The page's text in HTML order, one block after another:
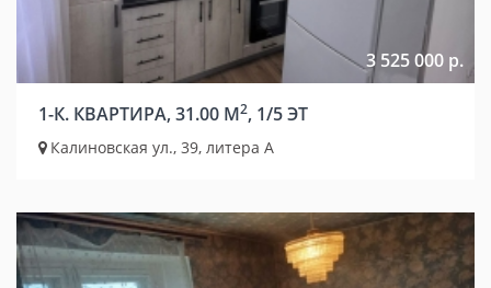
3 525 000 р.
1-К. КВАРТИРА, 31.00 М2, 1/5 ЭТ
Калиновская ул., 39, литера А